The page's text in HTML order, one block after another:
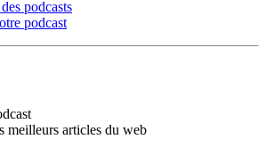
podcasts
podcast
meilleurs articles du web